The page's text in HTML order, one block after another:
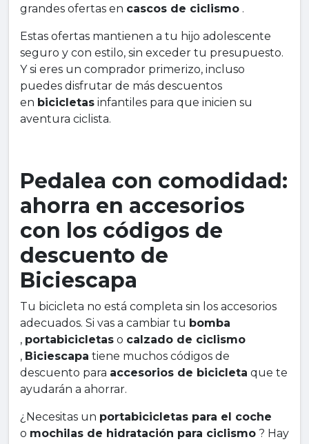
grandes ofertas en cascos de ciclismo .
Estas ofertas mantienen a tu hijo adolescente
seguro y con estilo, sin exceder tu presupuesto.
Y si eres un comprador primerizo, incluso
puedes disfrutar de más descuentos
en bicicletas infantiles para que inicien su
aventura ciclista.
Pedalea con comodidad:
ahorra en accesorios
con los códigos de
descuento de
Biciescapa
Tu bicicleta no está completa sin los accesorios
adecuados. Si vas a cambiar tu bomba
, portabicicletas o calzado de ciclismo
, Biciescapa tiene muchos códigos de
descuento para accesorios de bicicleta que te
ayudarán a ahorrar.
¿Necesitas un portabicicletas para el coche
o mochilas de hidratación para ciclismo ? Hay